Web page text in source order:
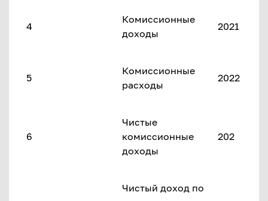
4
Комиссионные
доходы
2021
5
Комиссионные
расходы
2022
6
Чистые
комиссионные
доходы
202
Чистый доход по